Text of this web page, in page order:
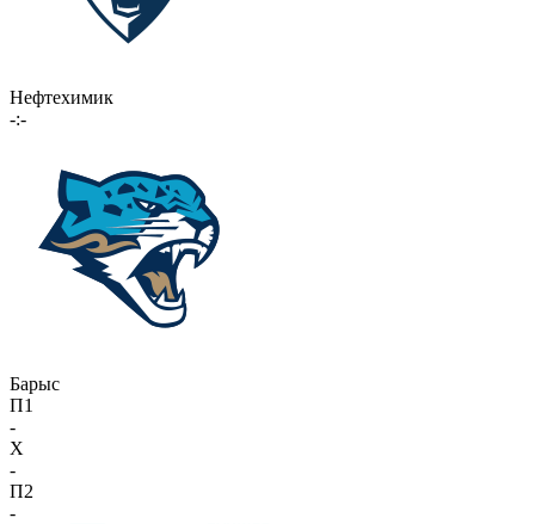
Нефтехимик
-:-
Барыс
П1
-
X
-
П2
-